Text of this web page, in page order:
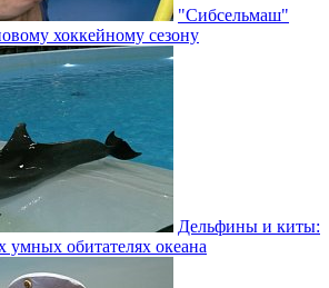
"Сибсельмаш"
хоккейному сезону
Дельфины и киты:
умных обитателях океана